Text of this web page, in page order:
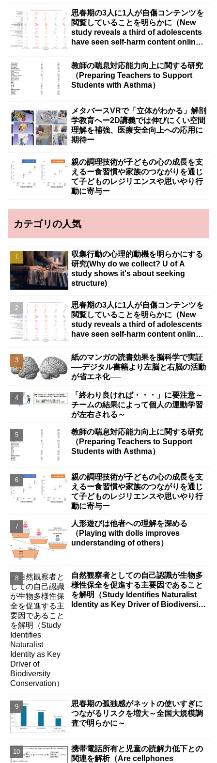
思春期の3人に1人が自傷コンテンツを
閲覧していることを明らかに（New
study reveals a third of adolescents
have seen self-harm content online,
教師の喘息対応能力向上に関する研究
（Preparing Teachers to Support
Students with Asthma）
メタバースVRで「立体がわかる」解剖
学教育へー2D講義では伸びにくい空間
理解を補強、医療安全向上への応用に
期待ー
親の調理技術が子どもの心の成長を支
えるー食習慣や家族のつながりを通じ
て子どものレジリエンスや思いやり行
動に寄与ー
カテゴリの人気
収集行動の心理的動機を明らかにする
研究(Why do we collect? U of A
study shows it's about seeking
structure)
思春期の3人に1人が自傷コンテンツを
閲覧していることを明らかに（New
study reveals a third of adolescents
have seen self-harm content online,
紙のマンガの読書効果を脳科学で実証
──デジタル書籍より左脳と右脳の活動
が省エネ化──
「終わり良ければ・・・」に要注意～
チームの結果によって個人の運動学習
が左右される～
教師の喘息対応能力向上に関する研究
（Preparing Teachers to Support
Students with Asthma）
親の調理技術が子どもの心の成長を支
えるー食習慣や家族のつながりを通じ
て子どものレジリエンスや思いやり行
動に寄与ー
人形遊びは他者への理解を深める
（Playing with dolls improves
understanding of others）
自然観察者としての自己認識が生物多
様性保全を促進する主要因であること
を解明（Study Identifies Naturalist
Identity as Key Driver of Biodiversity
思春期の孤独感がネットの使いすぎに
つながるリスクを増大～全国大規模調
査で明らかに～
携帯電話所有と児童の読解力低下との
関連を解析（Are cellphones